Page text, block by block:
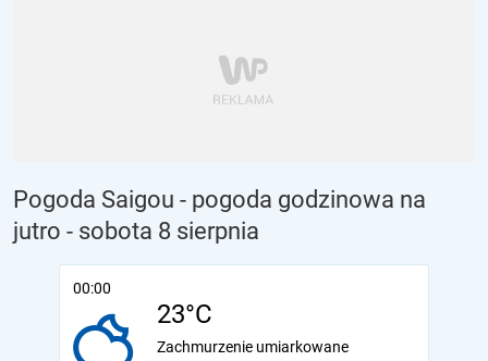
Pogoda Saigou - pogoda godzinowa na
jutro - sobota 8 sierpnia
00:00
23°C
Zachmurzenie umiarkowane